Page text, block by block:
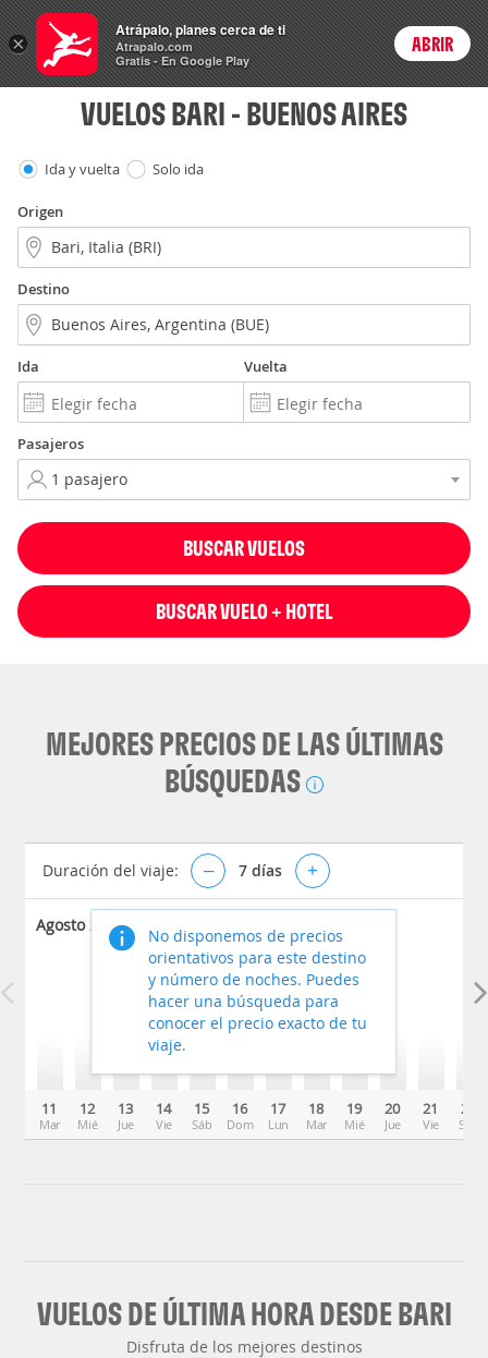
Vuelos Precios enPeso
ARSCambiar moneda
Login
VUELOS BARI - BUENOS AIRES
Ida y vuelta Solo ida
Origen
Destino
Ida Vuelta
Pasajeros
BUSCAR VUELOS
BUSCAR VUELO + HOTEL
MEJORES PRECIOS DE LAS ÚLTIMAS
BÚSQUEDAS
Duración del viaje: – 7 días +
Agosto 2026
11
Mar
12
Mié
13
Jue
14
Vie
15
Sáb
16
Dom
17
Lun
18
Mar
19
Mié
20
Jue
21
Vie
22
Sáb
No disponemos de precios
orientativos para este destino
y número de noches. Puedes
hacer una búsqueda para
conocer el precio exacto de tu
viaje.
VUELOS DE ÚLTIMA HORA DESDE BARI
Disfruta de los mejores destinos
×
Atrápalo, planes cerca de ti
Atrapalo.com
Gratis - En Google Play
ABRIR